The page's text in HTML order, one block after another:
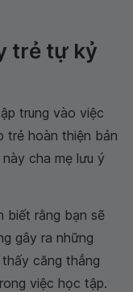
trẻ tự kỷ
trung vào việc
trẻ hoàn thiện bản
cha mẹ lưu ý
biết rằng bạn sẽ
gây ra những
căng thẳng
việc học tập.